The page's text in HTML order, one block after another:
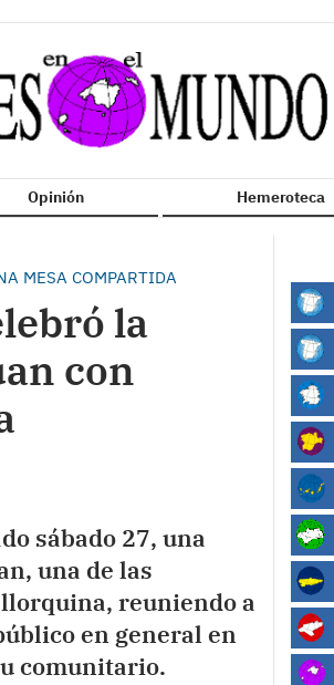
Opinión Hemeroteca
MESA COMPARTIDA
la
con
sábado 27, una
una de las
reuniendo a
en general en
comunitario.